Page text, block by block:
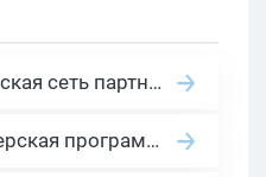
SalesDoubler: украинская сеть партнерских программ с оплатой за действие
Partners 1win: партнерская программа казино в нише гемблинг арбитраж